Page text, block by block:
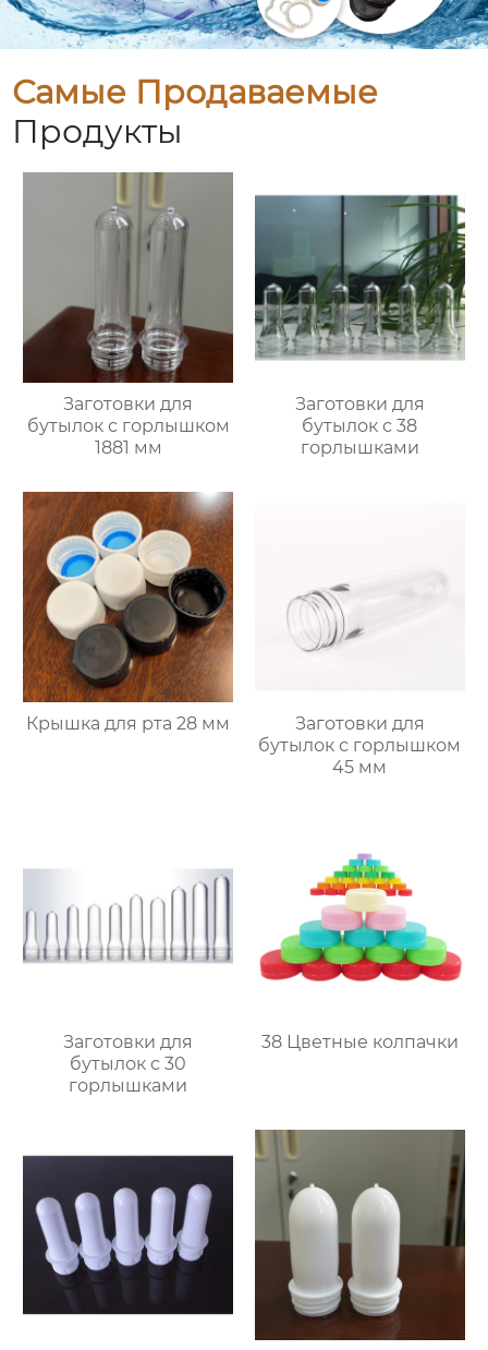
Самые Продаваемые
Продукты
Заготовки для
бутылок с горлышком
1881 мм
Заготовки для
бутылок с 38
горлышками
Крышка для рта 28 мм
Заготовки для
бутылок с горлышком
45 мм
Заготовки для
бутылок с 30
горлышками
38 Цветные колпачки